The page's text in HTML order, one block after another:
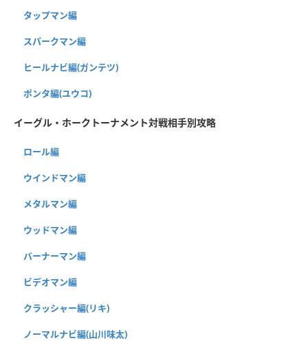
タップマン編
スパークマン編
ヒールナビ編(ガンテツ)
ポンタ編(ユウコ)
イーグル・ホークトーナメント対戦相手別攻略
ロール編
ウインドマン編
メタルマン編
ウッドマン編
バーナーマン編
ビデオマン編
クラッシャー編(リキ)
ノーマルナビ編(山川味太)